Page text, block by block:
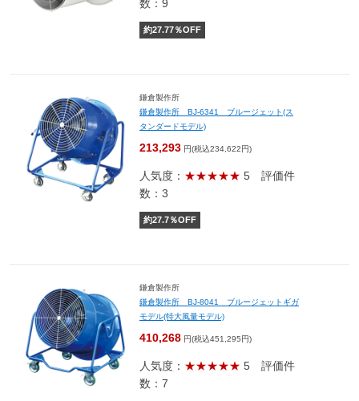
数：9
約27.77％OFF
鎌倉製作所
鎌倉製作所 BJ-6341 ブルージェット(ス
タンダードモデル)
213,293 円(税込234,622円)
人気度： ★★★★★ 5 評価件
数：3
約27.7％OFF
鎌倉製作所
鎌倉製作所 BJ-8041 ブルージェットギガ
モデル(特大風量モデル)
410,268 円(税込451,295円)
人気度： ★★★★★ 5 評価件
数：7